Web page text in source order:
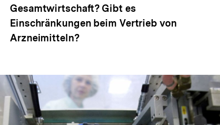
Gesamtwirtschaft? Gibt es
Einschränkungen beim Vertrieb von
Arzneimitteln?